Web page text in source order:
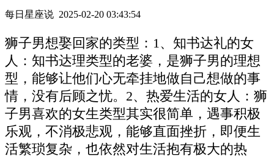
每日星座说 2025-02-20 03:43:54
狮子男想娶回家的类型：1、知书达礼的女
人：知书达理类型的老婆，是狮子男的理想
型，能够让他们心无牵挂地做自己想做的事
情，没有后顾之忧。2、热爱生活的女人：狮
子男喜欢的女生类型其实很简单，遇事积极
乐观，不消极悲观，能够直面挫折，即便生
活繁琐复杂，也依然对生活抱有极大的热